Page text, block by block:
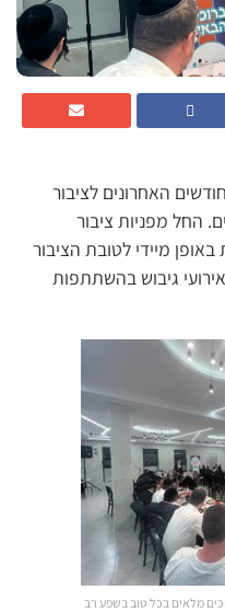
האחרונים לציבור
החל מפניות ציבור
מיידי לטובת הציבור
גיבוש בהשתתפות
מלאים בכל טוב בשפע רב